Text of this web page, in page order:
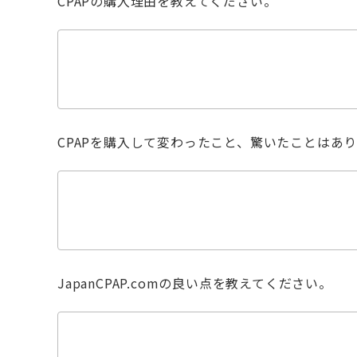
CPAPを購入して変わったこと、驚いたことはあ
JapanCPAP.comの良い点を教えてください。